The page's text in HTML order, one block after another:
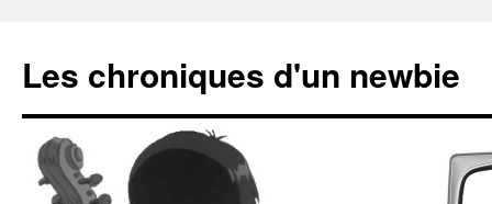
Les chroniques d'un newbie